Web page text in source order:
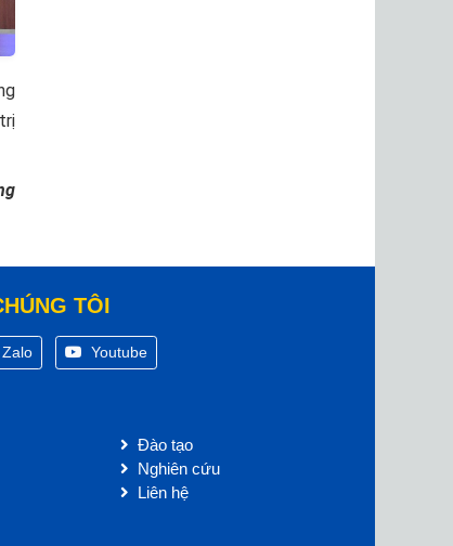
TÔI
Zalo Youtube
Đào tạo
Nghiên cứu
Liên hệ